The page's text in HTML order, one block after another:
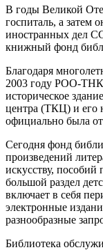
В годы Великой
госпиталь, а затем
иностранных дел
книжный фонд
Благодаря
2003 году РОО-
историческое
центра (ТКЦ) и его
официально была
Сегодня фонд
произведений
искусству, пособий
большой раздел
включает в себя
электронные
разнообразные
Библиотека